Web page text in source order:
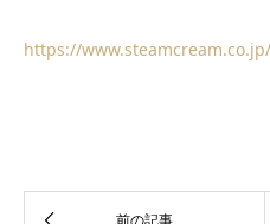
https://